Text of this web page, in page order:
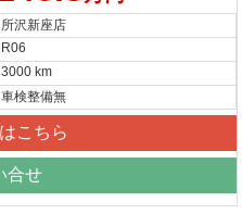
所沢新座店
R06
3000 km
車検整備無
こちら
合せ